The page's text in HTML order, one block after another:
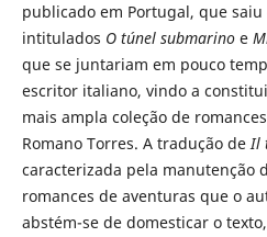
publicado em Portugal, que saiu
intitulados O túnel submarinoe
que se juntariam em pouco
escritor italiano, vindo a
mais ampla coleção de
Romano Torres. A tradução deIl
caracterizada pela manutenção
romances de aventuras que o
abstém-se de domesticar o